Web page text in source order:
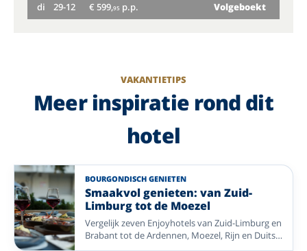
di 29-12 € 599,95 p.p. Volgeboekt
VAKANTIETIPS
Meer inspiratie rond dit
hotel
BOURGONDISCH GENIETEN
Smaakvol genieten: van Zuid-
Limburg tot de Moezel
Vergelijk zeven Enjoyhotels van Zuid-Limburg en
Brabant tot de Ardennen, Moezel, Rijn en Duitse
Waddenkust. Combineer ontspannen tafelen